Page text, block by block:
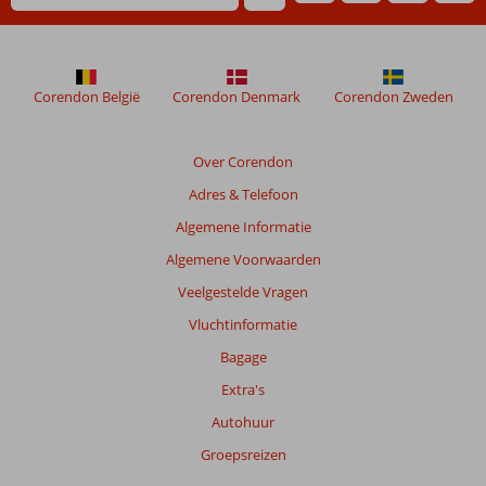
maanden
niet
meer
Over Corendon
Adres & Telefoon
Algemene Informatie
Algemene Voorwaarden
Veelgestelde Vragen
Vluchtinformatie
Bagage
Extra's
Autohuur
Groepsreizen
Corendon België Corendon Denmark Corendon Zweden